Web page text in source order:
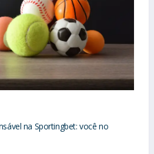
na Sportingbet: você no